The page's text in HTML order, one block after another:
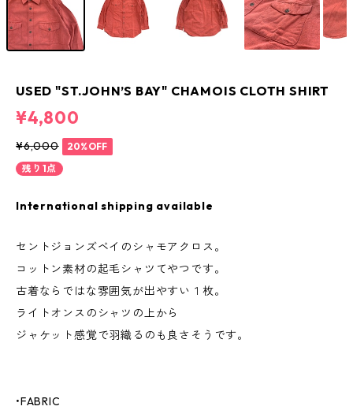
USED "ST.JOHN’S BAY" CHAMOIS CLOTH SHIRT
¥4,800
¥6,000
20%OFF
残り1点
International shipping available
セントジョンズベイのシャモアクロス。
コットン素材の起毛シャツてやつです。
古着ならではな雰囲気が出やすい１枚。
ライトオンスのシャツの上から
ジャケット感覚で羽織るのも良さそうです。
•FABRIC